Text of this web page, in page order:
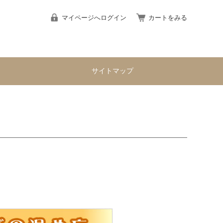
マイページへログイン カートをみる
サイトマップ